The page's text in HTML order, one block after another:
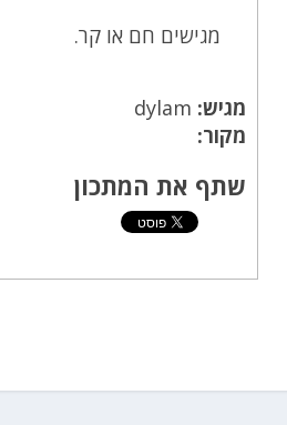
מגישים חם או קר.
מגיש: dylam
מקור:
שתף את המתכון